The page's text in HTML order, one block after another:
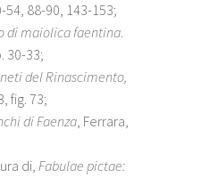
54, 88-90, 143-153;
di maiolica faentina.
30-33;
del Rinascimento,
fig. 73;
di Faenza, Ferrara,
di, Fabulae pictae: